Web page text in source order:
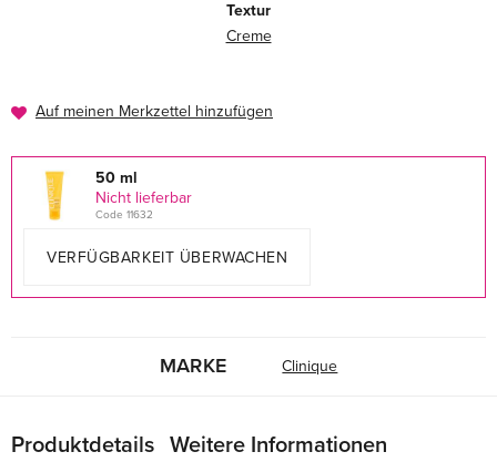
Textur
Creme
Auf meinen Merkzettel hinzufügen
50 ml
Nicht lieferbar
Code 11632
VERFÜGBARKEIT ÜBERWACHEN
MARKE Clinique
Produktdetails Weitere Informationen